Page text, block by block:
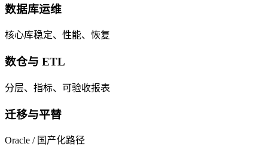
数据库运维
核心库稳定、性能、恢复
数仓与 ETL
分层、指标、可验收报表
迁移与平替
Oracle / 国产化路径